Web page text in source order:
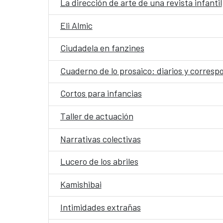
La dirección de arte de una revista infantil
Eli Almic
Ciudadela en fanzines
Cuaderno de lo prosaico: diarios y
Cortos para infancias
Taller de actuación
Narrativas colectivas
Lucero de los abriles
Kamishibai
Intimidades extrañas